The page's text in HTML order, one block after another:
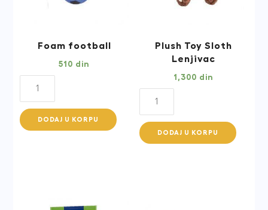
Foam football
510 din
quantity
DODAJ U KORPU
Plush Toy Sloth
Lenjivac
1,300 din
Sloth
Lenjivac
DODAJ U KORPU